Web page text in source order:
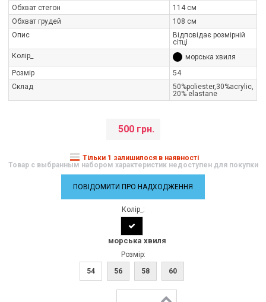
Обхват стегон
114 см
Обхват грудей
108 см
Опис
Відповідає розмірній
сітці
Колір_
морська хвиля
Розмір
54
Склад
50%poliester,30%acrylic,
20% elastane
500 грн.
Тільки 1 залишилося в наявності
Товар с выбранным набором характеристик недоступен для покупки
ПОВІДОМИТИ ПРО НАДХОДЖЕННЯ
Колір_:
морська хвиля
Розмір:
54
56 58 60